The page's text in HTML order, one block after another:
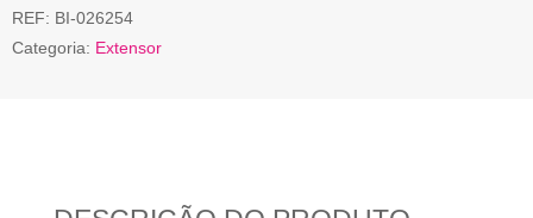
REF: BI-026254
Categoria: Extensor